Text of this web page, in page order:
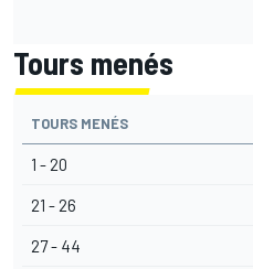
Tours menés
TOURS MENÉS
1 - 20
21 - 26
27 - 44